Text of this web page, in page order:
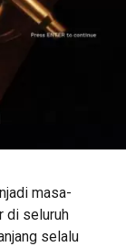
masa-
di seluruh
selalu